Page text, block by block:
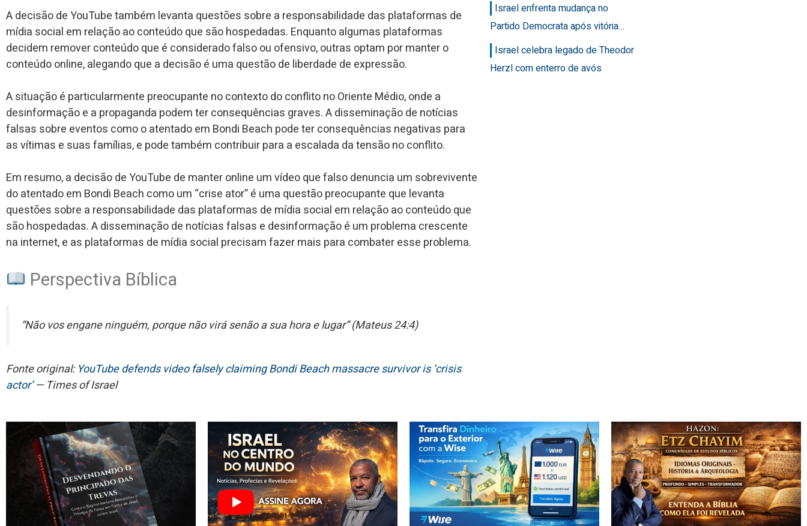
A decisão de YouTube também levanta questões sobre a responsabilidade das plataformas de
mídia social em relação ao conteúdo que são hospedadas. Enquanto algumas plataformas
decidem remover conteúdo que é considerado falso ou ofensivo, outras optam por manter o
conteúdo online, alegando que a decisão é uma questão de liberdade de expressão.
A situação é particularmente preocupante no contexto do conflito no Oriente Médio, onde a
desinformação e a propaganda podem ter consequências graves. A disseminação de notícias
falsas sobre eventos como o atentado em Bondi Beach pode ter consequências negativas para
as vítimas e suas famílias, e pode também contribuir para a escalada da tensão no conflito.
Em resumo, a decisão de YouTube de manter online um vídeo que falso denuncia um sobrevivente
do atentado em Bondi Beach como um “crise ator” é uma questão preocupante que levanta
questões sobre a responsabilidade das plataformas de mídia social em relação ao conteúdo que
são hospedadas. A disseminação de notícias falsas e desinformação é um problema crescente
na internet, e as plataformas de mídia social precisam fazer mais para combater esse problema.
Perspectiva Bíblica
“Não vos engane ninguém, porque não virá senão a sua hora e lugar” (Mateus 24:4)
Fonte original:YouTube defends video falsely claiming Bondi Beach massacre survivor is ‘crisis
actor’— Times of Israel
Israel enfrenta mudança no
Partido Democrata após vitória…
Israel celebra legado de Theodor
Herzl com enterro de avós